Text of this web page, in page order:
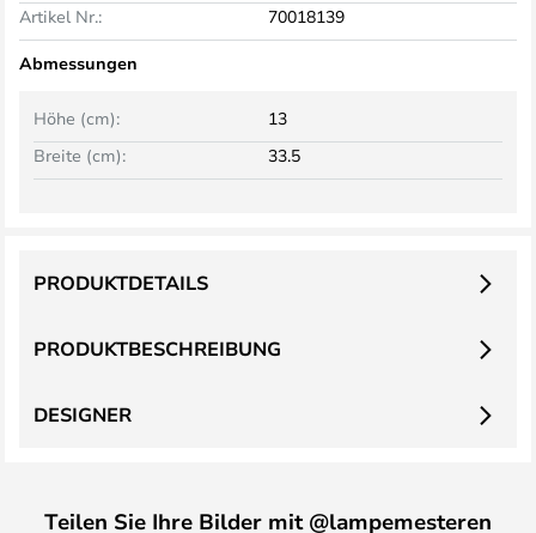
Artikel Nr.:
70018139
Abmessungen
Breite (cm): 33.5
Höhe (cm): 13
PRODUKTBESCHREIBUNG
PRODUKTDETAILS
DESIGNER
Teilen Sie Ihre Bilder mit @lampemesteren